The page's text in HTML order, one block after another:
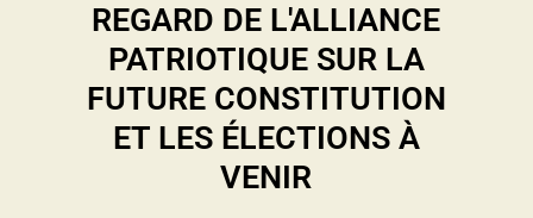
REGARD DE L'ALLIANCE
PATRIOTIQUE SUR LA
FUTURE CONSTITUTION
ET LES ÉLECTIONS À
VENIR​